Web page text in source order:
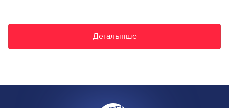
Детальніше